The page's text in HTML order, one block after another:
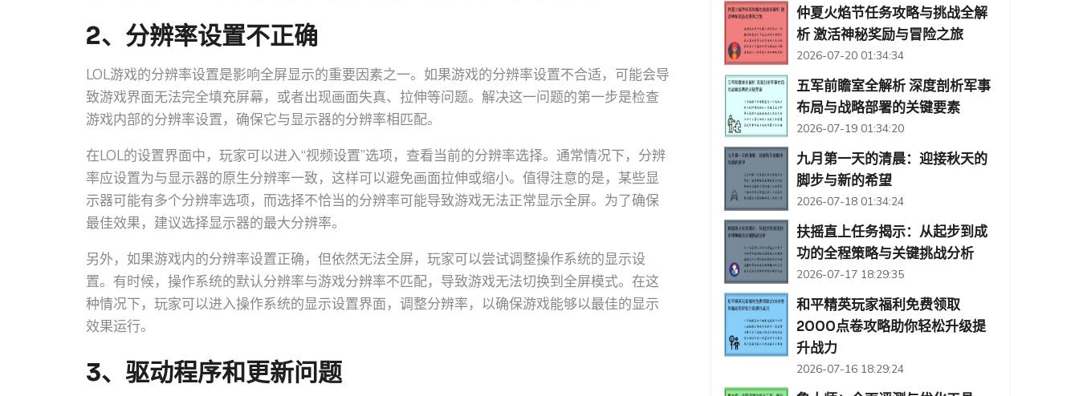
2、分辨率设置不正确
LOL游戏的分辨率设置是影响全屏显示的重要因素之一。如果游戏的分辨率设置不合适，可能会导
致游戏界面无法完全填充屏幕，或者出现画面失真、拉伸等问题。解决这一问题的第一步是检查
游戏内部的分辨率设置，确保它与显示器的分辨率相匹配。
在LOL的设置界面中，玩家可以进入“视频设置”选项，查看当前的分辨率选择。通常情况下，分辨
率应设置为与显示器的原生分辨率一致，这样可以避免画面拉伸或缩小。值得注意的是，某些显
示器可能有多个分辨率选项，而选择不恰当的分辨率可能导致游戏无法正常显示全屏。为了确保
最佳效果，建议选择显示器的最大分辨率。
另外，如果游戏内的分辨率设置正确，但依然无法全屏，玩家可以尝试调整操作系统的显示设
置。有时候，操作系统的默认分辨率与游戏分辨率不匹配，导致游戏无法切换到全屏模式。在这
种情况下，玩家可以进入操作系统的显示设置界面，调整分辨率，以确保游戏能够以最佳的显示
效果运行。
3、驱动程序和更新问题
仲夏火焰节任务攻略与挑战全解
析 激活神秘奖励与冒险之旅
2026-07-20 01:34:34
五军前瞻室全解析 深度剖析军事
布局与战略部署的关键要素
2026-07-19 01:34:20
九月第一天的清晨：迎接秋天的
脚步与新的希望
2026-07-18 01:34:24
扶摇直上任务揭示：从起步到成
功的全程策略与关键挑战分析
2026-07-17 18:29:35
和平精英玩家福利免费领取
2000点卷攻略助你轻松升级提
升战力
2026-07-16 18:29:24